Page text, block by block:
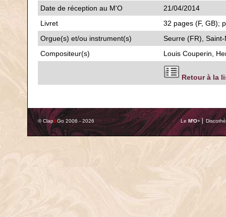
Date de réception au M'O
21/04/2014
Livret
32 pages (F, GB);
Orgue(s) et/ou instrument(s)
Seurre (FR),
Compositeur(s)
Louis Couperin,
Retour à la
© Clap&Go 2006 - 2026 Le M'O+ ⎢